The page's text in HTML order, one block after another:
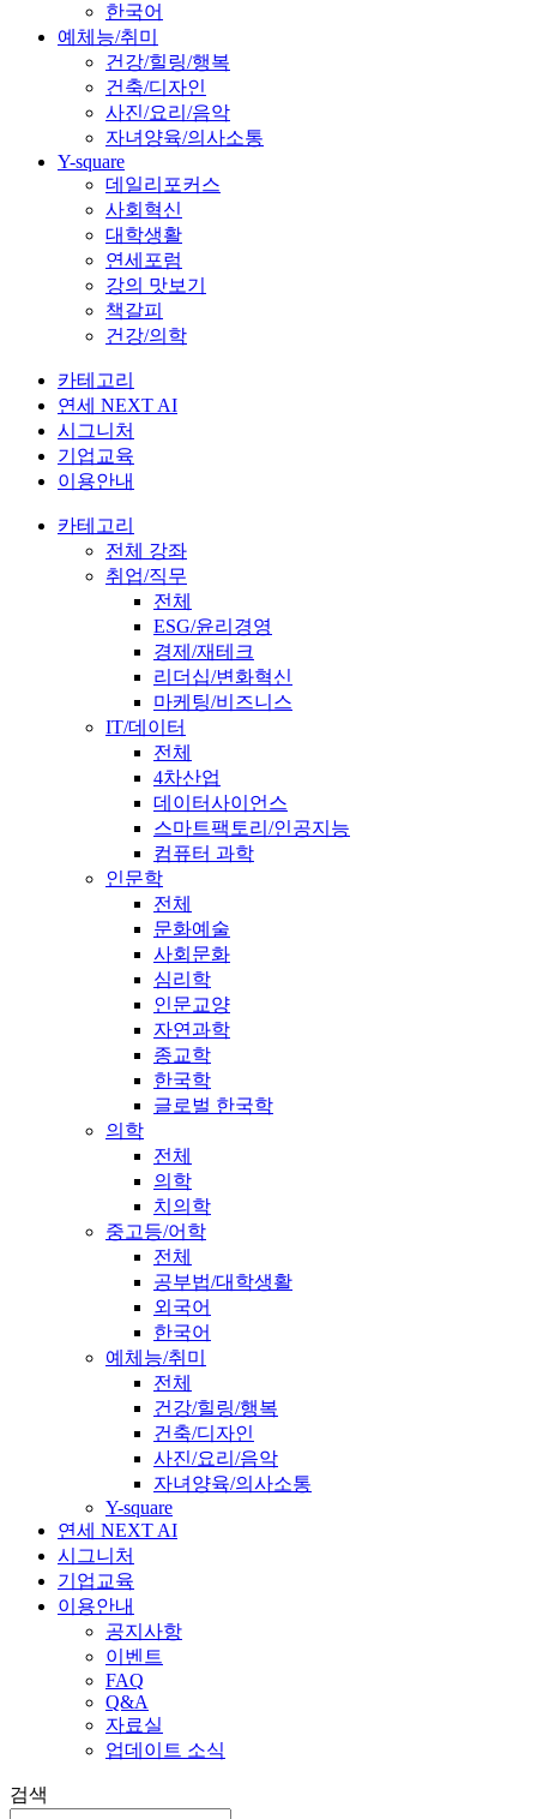
한국어
예체능/취미
건강/힐링/행복
건축/디자인
사진/요리/음악
자녀양육/의사소통
Y-square
데일리포커스
사회혁신
대학생활
연세포럼
강의 맛보기
책갈피
건강/의학
카테고리
연세 NEXT AI
시그니처
기업교육
이용안내
카테고리
전체 강좌
취업/직무
전체
ESG/윤리경영
경제/재테크
리더십/변화혁신
마케팅/비즈니스
IT/데이터
전체
4차산업
데이터사이언스
스마트팩토리/인공지능
컴퓨터 과학
인문학
전체
문화예술
사회문화
심리학
인문교양
자연과학
종교학
한국학
글로벌 한국학
의학
전체
의학
치의학
중고등/어학
전체
공부법/대학생활
외국어
한국어
예체능/취미
전체
건강/힐링/행복
건축/디자인
사진/요리/음악
자녀양육/의사소통
Y-square
연세 NEXT AI
시그니처
기업교육
이용안내
공지사항
이벤트
FAQ
Q&A
자료실
업데이트 소식
검색